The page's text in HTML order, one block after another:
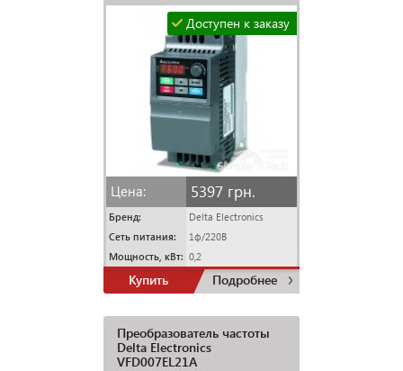
Доступен к заказу
Цена: 5397 грн.
Бренд: Delta Electronics
Сеть питания: 1ф/220В
Мощность, кВт: 0,2
Купить Подробнее
Преобразователь частоты
Delta Electronics
VFD007EL21A